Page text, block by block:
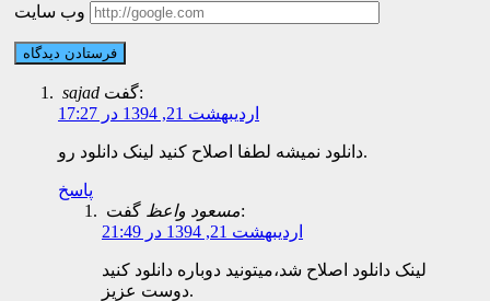
وب سایت
sajad
گفت:
اردیبهشت 21, 1394 در 17:27
دانلود نمیشه لطفا اصلاح کنید لینک دانلود رو.
پاسخ
مسعود واعظگفت:
اردیبهشت 21, 1394 در 21:49
لینک دانلود اصلاح شد،میتونید دوباره دانلود کنید
دوست عزیز.